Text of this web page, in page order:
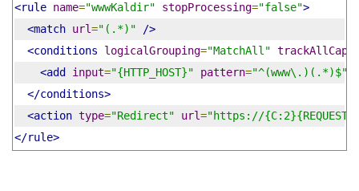
<rule name="wwwKaldir" stopProcessing="false">
<match url="(.*)"
/>
<conditions
logicalGrouping="MatchAll"
<add
input="{HTTP_HOST}" pattern="^(www\.)(.*)$"
</conditions>
<action type="Redirect" url="https://
</rule>